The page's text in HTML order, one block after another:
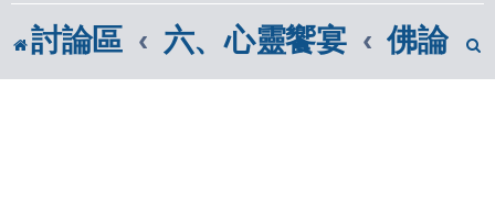
討論區 六、心靈饗宴 佛論